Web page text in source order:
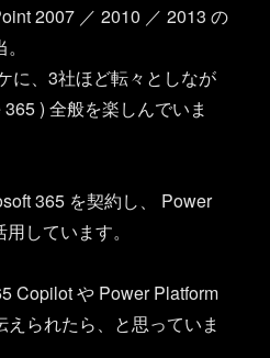
2007 ／ 2010 ／ 2013 の
に、3社ほど転々としなが
) 全般を楽しんでいま
365 を契約し、 Power
しています。
Copilot や Power Platform
られたら、と思っていま